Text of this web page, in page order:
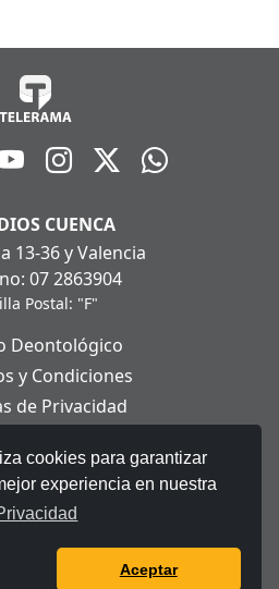
cookies para garantizar
experiencia en nuestra
Aceptar
CUENCA
13-36 y Valencia
07 2863904
Postal: "F"
Deontológico
y Condiciones
de Privacidad
Legal
de Datos Personales
los derechos reservados.